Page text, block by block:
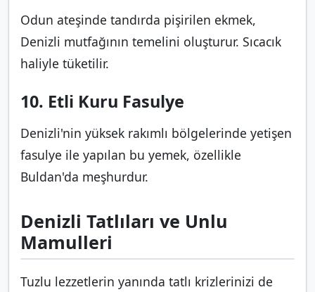
Odun ateşinde tandırda pişirilen ekmek,
Denizli mutfağının temelini oluşturur. Sıcacık
haliyle tüketilir.
10. Etli Kuru Fasulye
Denizli'nin yüksek rakımlı bölgelerinde yetişen
fasulye ile yapılan bu yemek, özellikle
Buldan'da meşhurdur.
Denizli Tatlıları ve Unlu
Mamulleri
Tuzlu lezzetlerin yanında tatlı krizlerinizi de